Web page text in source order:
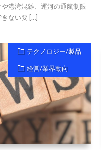
港湾混雑、運河の通航制限
きない要 […]
テクノロジー/製品
経営/業界動向